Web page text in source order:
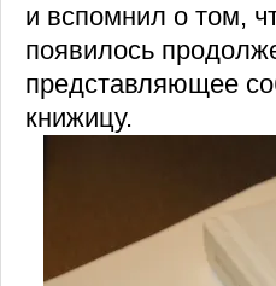
и вспомнил о том,
появилось
представляющее
книжицу.